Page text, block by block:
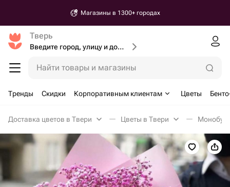
Магазины в 1300+ городах
Тверь
Введите город, улицу и дом доставки
Найти товары и магазины
Тренды Скидки Корпоративным клиентам Цветы
Доставка цветов в Твери Цветы в Твери